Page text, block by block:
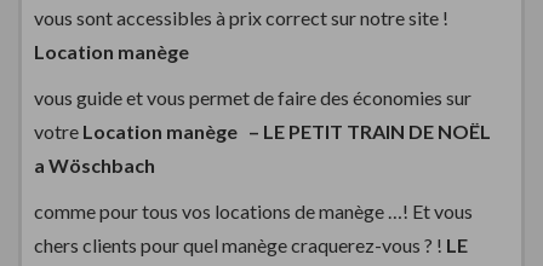
vous sont accessibles à prix correct sur notre site !
Location manège
vous guide et vous permet de faire des économies sur
votre Location manège – LE PETIT TRAIN DE NOËL
a Wöschbach
comme pour tous vos locations de manège …! Et vous
chers clients pour quel manège craquerez-vous ? ! LE